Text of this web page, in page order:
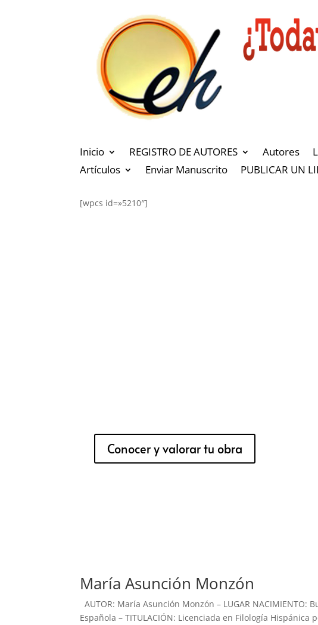
Inicio REGISTRO DE AUTORES Autores
Artículos
Enviar Manuscrito PUBLICAR UN
[wpcs id=»5210″]
Conocer y valorar tu obra
María Asunción Monzón
AUTOR: María Asunción Monzón – LUGAR NACIMIENTO:
Española – TITULACIÓN: Licenciada en Filología